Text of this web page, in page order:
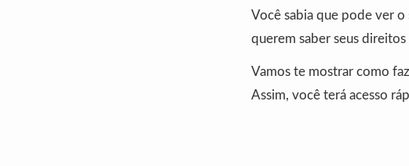
Você sabia que pode ver
querem saber seus
Vamos te mostrar como
Assim, você terá acesso